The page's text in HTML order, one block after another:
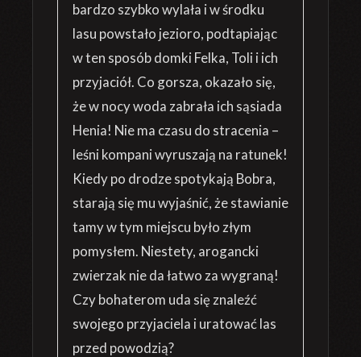
bardzo szybko wylała i w środku
lasu powstało jezioro, podtapiając
w ten sposób domki Felka, Toli i ich
przyjaciół. Co gorsza, okazało się,
że w nocy woda zabrała ich sąsiada
Henia! Nie ma czasu do stracenia –
leśni kompani wyruszają na ratunek!
Kiedy po drodze spotykają Bobra,
starają się mu wyjaśnić, że stawianie
tamy w tym miejscu było złym
pomysłem. Niestety, arogancki
zwierzak nie da łatwo za wygraną!
Czy bohaterom uda się znaleźć
swojego przyjaciela i uratować las
przed powodzią?